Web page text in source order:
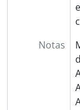
Notas